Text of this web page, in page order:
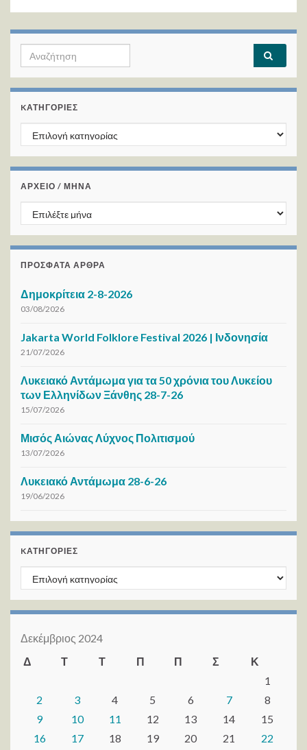
Search for:
KΑΤΗΓΟΡΊΕΣ
Kατηγορίες
ΑΡΧΕΙΟ / ΜΗΝΑ
ΑΡΧΕΙΟ / ΜΗΝΑ
ΠΡΌΣΦΑΤΑ ΆΡΘΡΑ
Δημοκρίτεια 2-8-2026
03/08/2026
Jakarta World Folklore Festival 2026 | Ινδονησία
21/07/2026
Λυκειακό Αντάμωμα για τα 50 χρόνια του Λυκείου
των Ελληνίδων Ξάνθης 28-7-26
15/07/2026
Μισός Αιώνας Λύχνος Πολιτισμού
13/07/2026
Λυκειακό Αντάμωμα 28-6-26
19/06/2026
KΑΤΗΓΟΡΊΕΣ
Kατηγορίες
Δεκέμβριος 2024
Δ
Τ Τ Π Π Σ
Κ
1
2
3 4 5 6 7
8
9
10 11 12 13 14
15
16
17 18 19 20 21
22